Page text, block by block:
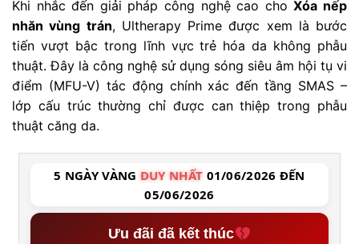
Khi nhắc đến giải pháp công nghệ cao choXóa nếp
nhăn vùng trán, Ultherapy Prime được xem là bước
tiến vượt bậc trong lĩnh vực trẻ hóa da không phẫu
thuật. Đây là công nghệ sử dụng sóng siêu âm hội tụ vi
điểm (MFU-V) tác động chính xác đến tầng SMAS –
lớp cấu trúc thường chỉ được can thiệp trong phẫu
thuật căng da.
5 NGÀY VÀNG DUY NHẤT 01/06/2026 ĐẾN
05/06/2026
Ưu đãi đã kết thúc